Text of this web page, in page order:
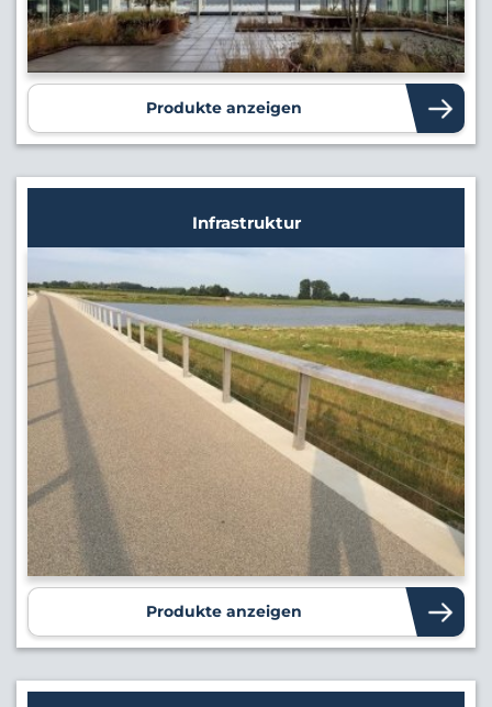
Produkte anzeigen
Infrastruktur
Produkte anzeigen